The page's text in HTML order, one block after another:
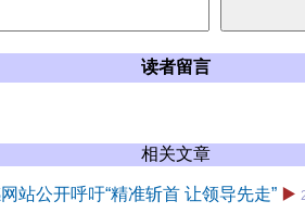
读者留言
相关文章
站公开呼吁“精准斩首 让领导先走” ▶️